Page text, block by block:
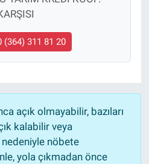
(364) 311 81 20
açık olmayabilir, bazıları
kalabilir veya
nöbete
yola çıkmadan önce